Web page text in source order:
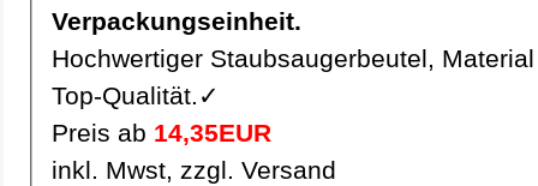
Verpackungseinheit.
Hochwertiger Staubsaugerbeutel,
Top-Qualität.✓
Preis ab 14,35EUR
inkl. Mwst, zzgl. Versand